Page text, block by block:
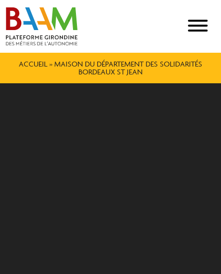
ACCUEIL » MAISON DU DÉPARTEMENT DES SOLIDARITÉS
BORDEAUX ST JEAN